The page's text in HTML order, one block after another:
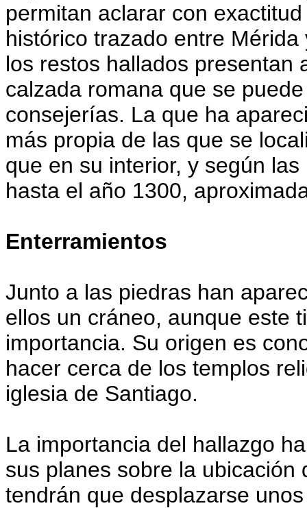
permitan aclarar con
histórico trazado entre
los restos hallados presentan
calzada romana que se
consejerías. La que ha
más propia de las que se
que en su interior, y según
hasta el año 1300,
Enterramientos
Junto a las piedras han
ellos un cráneo, aunque este
importancia. Su origen es
hacer cerca de los templos
iglesia de Santiago.
La importancia del hallazgo
sus planes sobre la
tendrán que desplazarse